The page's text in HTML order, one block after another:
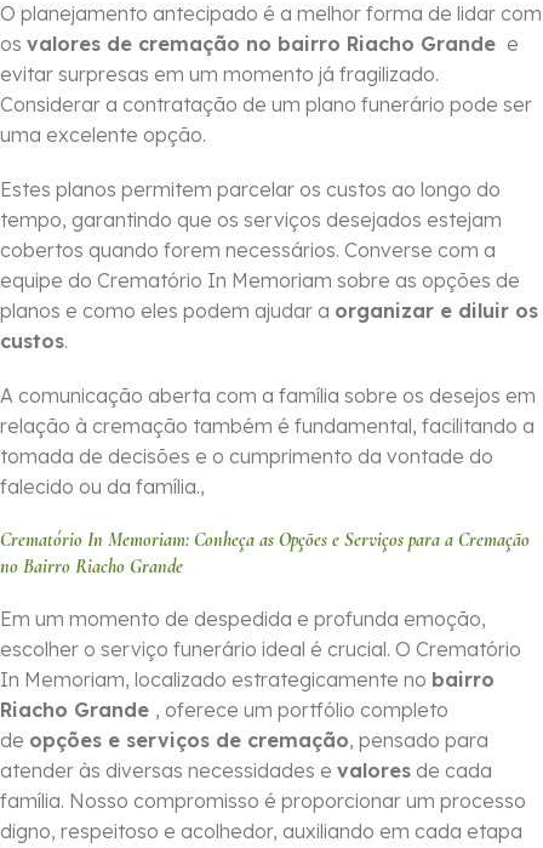
O planejamento antecipado é a melhor forma de lidar com
os valores de cremação no bairro Riacho Grande e
evitar surpresas em um momento já fragilizado.
Considerar a contratação de um plano funerário pode ser
uma excelente opção.
Estes planos permitem parcelar os custos ao longo do
tempo, garantindo que os serviços desejados estejam
cobertos quando forem necessários. Converse com a
equipe do Crematório In Memoriam sobre as opções de
planos e como eles podem ajudar a organizar e diluir os
custos.
A comunicação aberta com a família sobre os desejos em
relação à cremação também é fundamental, facilitando a
tomada de decisões e o cumprimento da vontade do
falecido ou da família.,
Crematório In Memoriam: Conheça as Opções e Serviços para a Cremação
no Bairro Riacho Grande
Em um momento de despedida e profunda emoção,
escolher o serviço funerário ideal é crucial. O Crematório
In Memoriam, localizado estrategicamente no bairro
Riacho Grande , oferece um portfólio completo
de opções e serviços de cremação, pensado para
atender às diversas necessidades e valores de cada
família. Nosso compromisso é proporcionar um processo
digno, respeitoso e acolhedor, auxiliando em cada etapa